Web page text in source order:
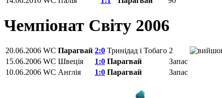
Чемпіонат Світу 2006
20.06.2006 WC Парагвай 2:0 Тринідад і Тобаго 2
15.06.2006 WC Швеція 1:0 Парагвай
Запас
10.06.2006 WC Англія 1:0 Парагвай Запас